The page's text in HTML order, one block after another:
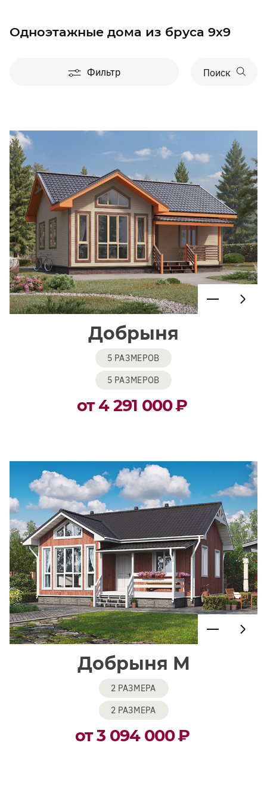
Одноэтажные дома из бруса 9x9
Поиск
Фильтр
Добрыня
5 РАЗМЕРОВ
5 РАЗМЕРОВ
от 4 291 000₽
Добрыня М
2 РАЗМЕРА
2 РАЗМЕРА
от 3 094 000₽